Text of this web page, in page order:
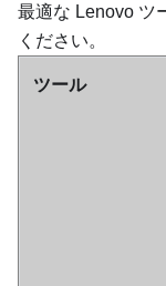
最適な Lenovo ツ
ください。
ツール